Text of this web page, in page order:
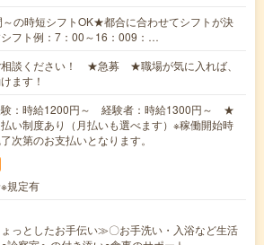
の時短シフトOK★都合に合わせてシフトが決
フト例：7：00～16：009：…
相談ください！ ★急募 ★職場が気に入れば、
ます！
験：時給1200円～ 経験者：時給1300円～ ★
い制度あり（月払いも選べます）※稼働開始時
次第のお支払いとなります。
規定有
っとしたお手伝い≫〇お手洗い・入浴など生活